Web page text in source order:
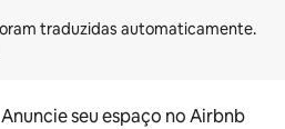
Anuncie seu espaço no Airbnb